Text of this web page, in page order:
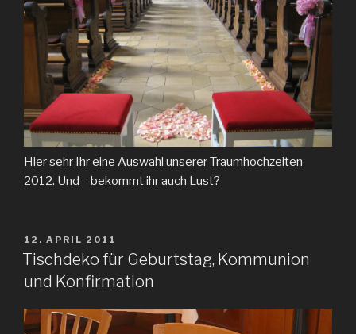
Hier sehr Ihr eine Auswahl unserer Traumhochzeiten
2012. Und – bekommt ihr auch Lust?
VERÖFFENTLICHT
AM
12. APRIL 2011
Tischdeko für Geburtstag, Kommunion
und Konfirmation